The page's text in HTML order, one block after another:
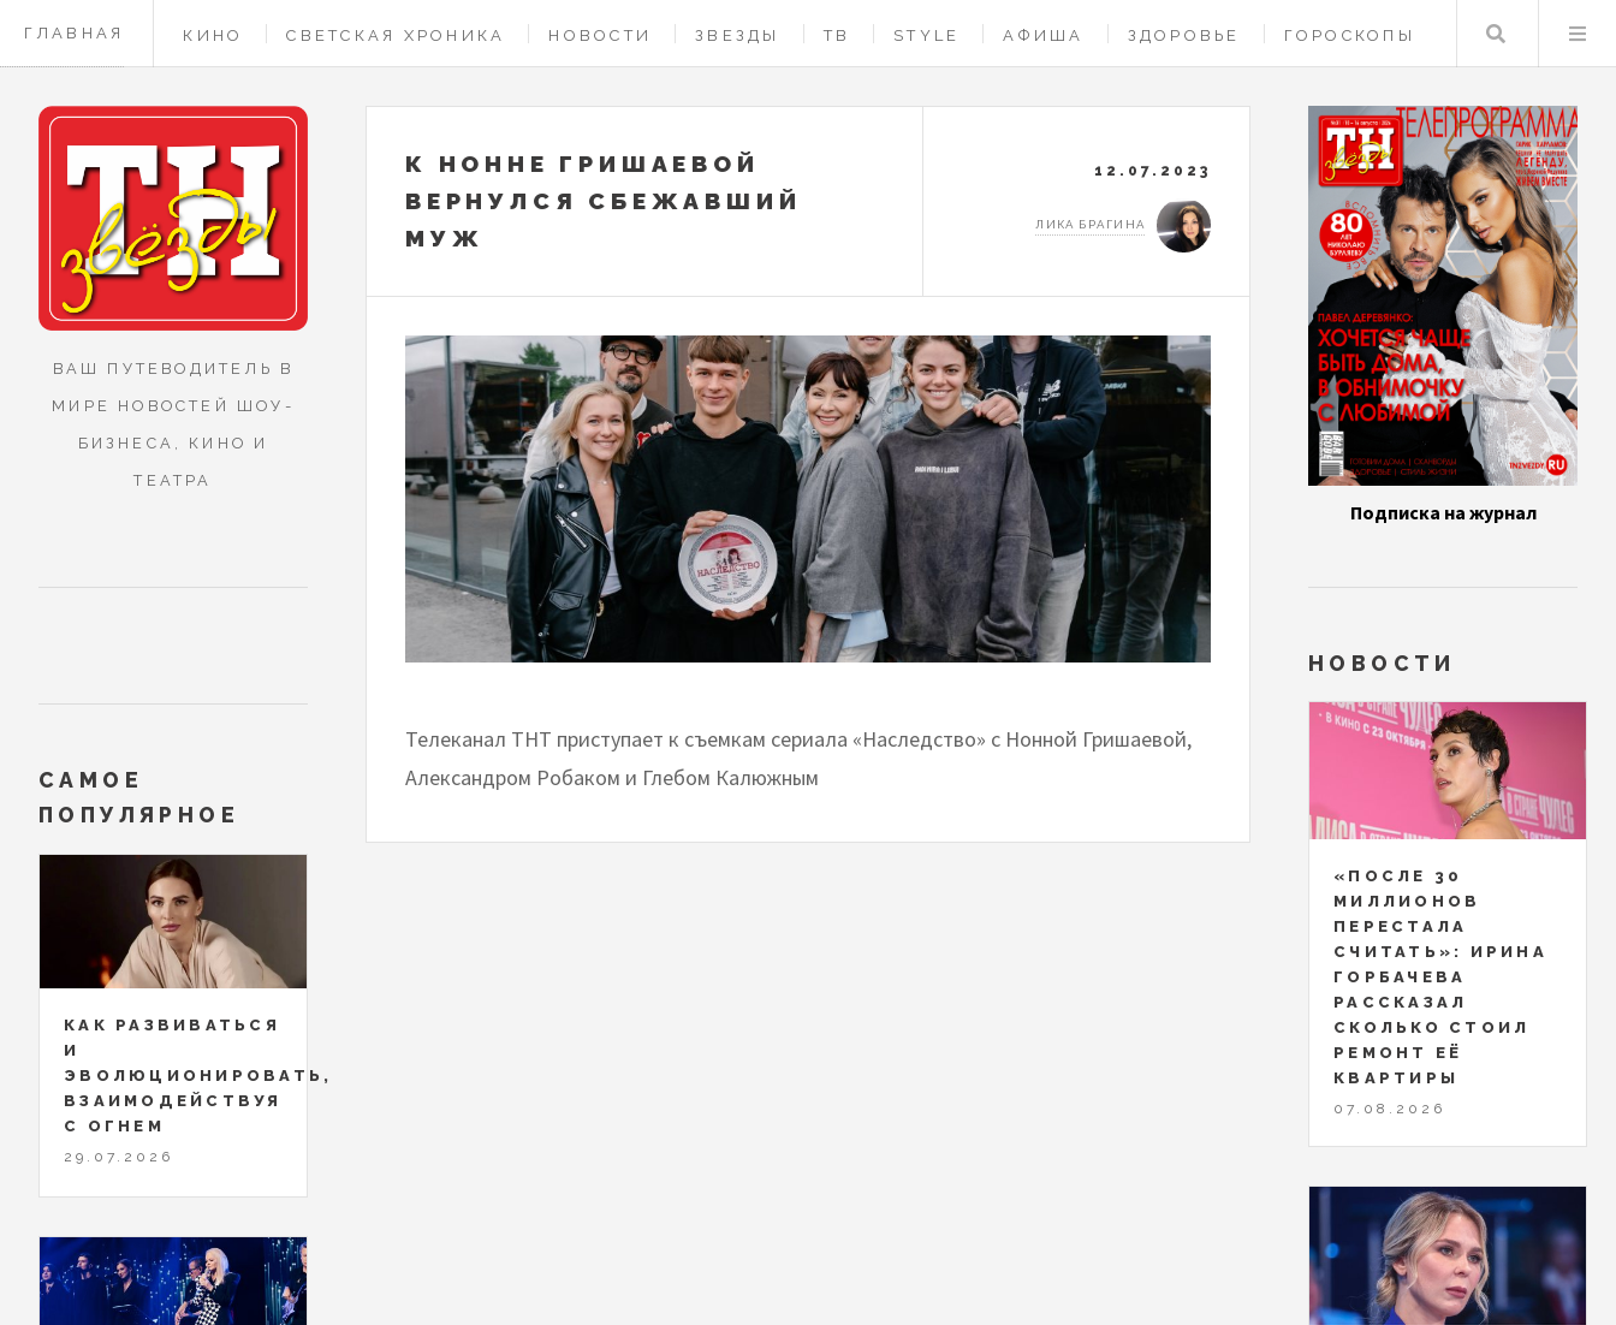
ГЛАВНАЯ КИНО СВЕТСКАЯ ХРОНИКА НОВОСТИ ЗВЕЗДЫ ТВ STYLE АФИША ЗДОРОВЬЕ ГОРОСКОПЫ
КОНТАКТЫ
Поиск
К НОННЕ ГРИШАЕВОЙ
ВЕРНУЛСЯ СБЕЖАВШИЙ
МУЖ
12.07.2023
ЛИКА БРАГИНА
Телеканал ТНТ приступает к съемкам сериала «Наследство» с Нонной Гришаевой,
Александром Робаком и Глебом Калюжным
ВАШ ПУТЕВОДИТЕЛЬ В
МИРЕ НОВОСТЕЙ ШОУ-
БИЗНЕСА, КИНО И
ТЕАТРА
САМОЕ
ПОПУЛЯРНОЕ
КАК РАЗВИВАТЬСЯ
И
ЭВОЛЮЦИОНИРОВАТЬ,
ВЗАИМОДЕЙСТВУЯ
С ОГНЕМ
29.07.2026
Подписка на журнал
НОВОСТИ
«ПОСЛЕ 30
МИЛЛИОНОВ
ПЕРЕСТАЛА
СЧИТАТЬ»: ИРИНА
ГОРБАЧЕВА
РАССКАЗАЛ
СКОЛЬКО СТОИЛ
РЕМОНТ ЕЁ
КВАРТИРЫ
07.08.2026